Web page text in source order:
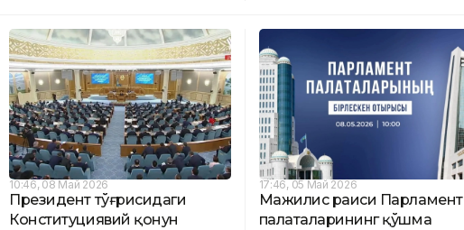
10:46, 08 Май 2026
Президент тўғрисидаги
Конституциявий қонун
17:46, 05 Май 2026
Мажилис раиси Парламент
палаталарининг қўшма